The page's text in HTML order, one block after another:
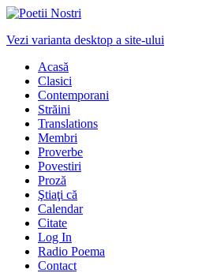
Vezi varianta desktop a site-ului
Acasă
Clasici
Contemporani
Străini
Translations
Membri
Proverbe
Povestiri
Proză
Ştiaţi că
Calendar
Citate
Log In
Radio Poema
Contact